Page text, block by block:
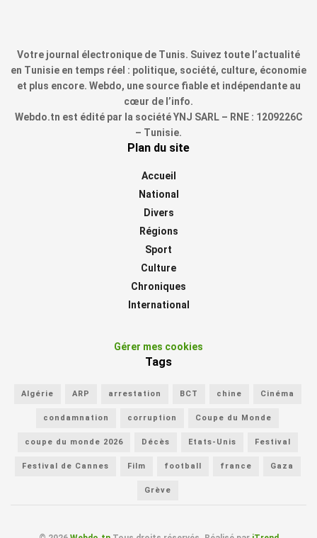
Votre journal électronique de Tunis. Suivez toute l’actualité
en Tunisie en temps réel : politique, société, culture, économie
et plus encore. Webdo, une source fiable et indépendante au
cœur de l’info.
Webdo.tn est édité par la société YNJ SARL – RNE : 1209226C
– Tunisie.
Plan du site
Accueil
National
Divers
Régions
Sport
Culture
Chroniques
International
Gérer mes cookies
Tags
Algérie ARP arrestation BCT chine Cinéma
condamnation corruption Coupe du Monde
coupe du monde 2026 Décès Etats-Unis Festival
Festival de Cannes Film football france Gaza
Grève